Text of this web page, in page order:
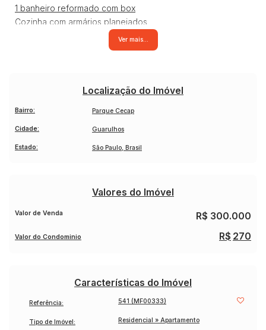
1 banheiro reformado com box
Cozinha com armários planejados
Lavanderia com armários
Piso frio em todos os cômodos
Condomínio Fechado com Estrutura Completa de
Portaria 24 horas e vigilância
Câmeras de segurança
Área de lazer e área verde
💰Valor de Venda: R$ 300.000
Entre em contato para agendar uma visita e conhecer seu
Ver mais...
Localização do Imóvel
Bairro: Parque Cecap
Cidade: Guarulhos
Estado: São Paulo, Brasil
Valores do Imóvel
R$ 300.000
Valor de Venda
Valor do Condominio R$ 270
Características do Imóvel
Referência: 541 (MF00333)
Tipo de Imóvel: Residencial » Apartamento